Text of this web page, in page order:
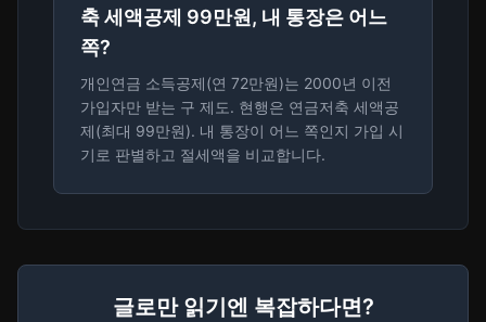
축 세액공제 99만원, 내 통장은 어느
쪽?
개인연금 소득공제(연 72만원)는 2000년 이전
가입자만 받는 구 제도. 현행은 연금저축 세액공
제(최대 99만원). 내 통장이 어느 쪽인지 가입 시
기로 판별하고 절세액을 비교합니다.
글로만 읽기엔 복잡하다면?